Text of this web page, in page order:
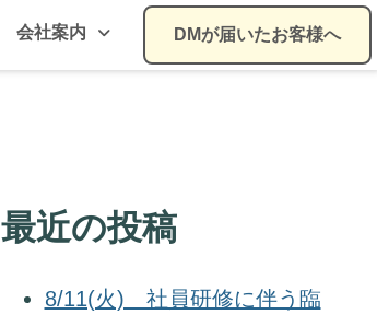
会社案内 DMが届いたお客様へ
最近の投稿
8/11(火) 社員研修に伴う臨